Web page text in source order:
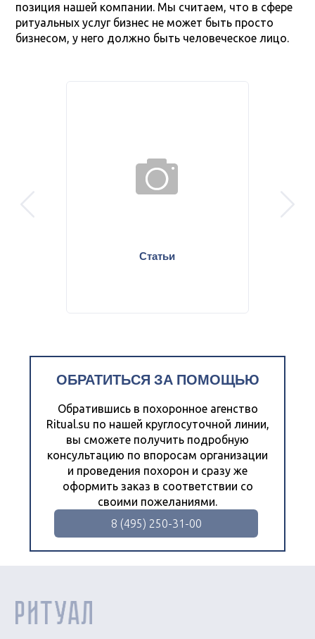
позиция нашей компании. Мы считаем, что в сфере
ритуальных услуг бизнес не может быть просто
бизнесом, у него должно быть человеческое лицо.
Статьи
ОБРАТИТЬСЯ ЗА ПОМОЩЬЮ
Обратившись в похоронное агенство
Ritual.su по нашей круглосуточной линии,
вы сможете получить подробную
консультацию по впоросам организации
и проведения похорон и сразу же
оформить заказ в соответствии со
своими пожеланиями.
8 (495) 250-31-00